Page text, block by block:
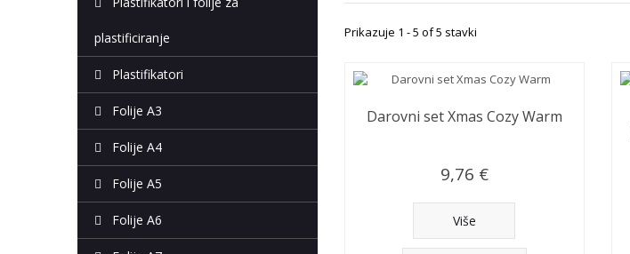
plastificiranje
Plastifikatori
Folije A3
Folije A4
Folije A5
Folije A6
Prikazuje 1 - 5 of 5 stavki
Darovni set Xmas Cozy Warm
9,76 €
Više